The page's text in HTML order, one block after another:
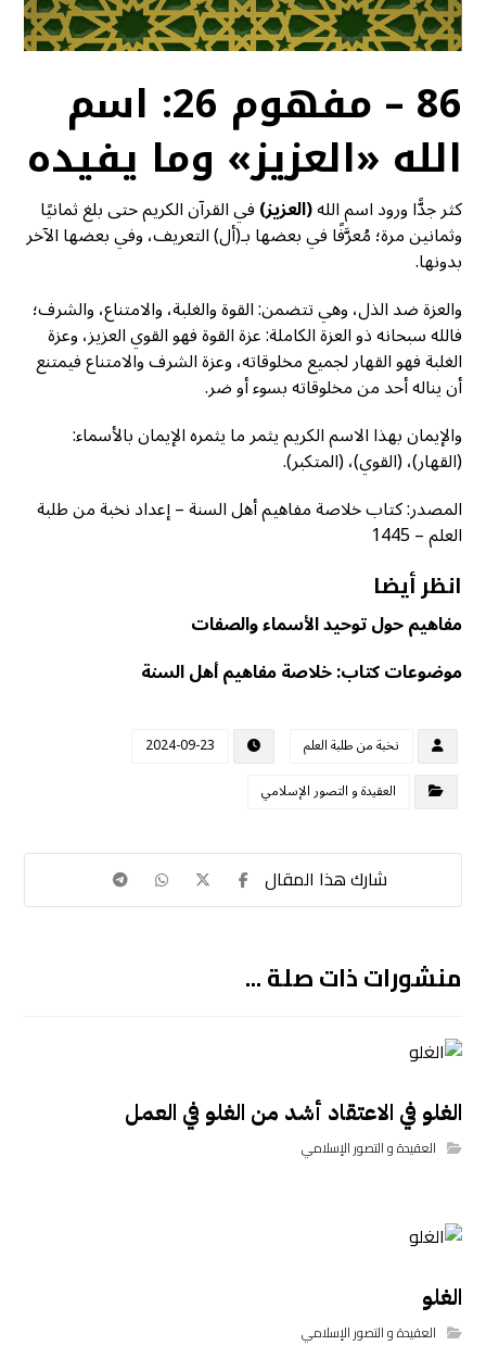
86 – مفهوم 26: اسم
الله «العزيز» وما يفيده
كثر جدًّا ورود اسم الله(العزيز)في القرآن الكريم حتى بلغ ثمانيًا
وثمانين مرة؛ مُعرَّفًا في بعضها بـ(أل) التعريف، وفي بعضها الآخر
بدونها.
والعزة ضد الذل، وهي تتضمن: القوة والغلبة، والامتناع، والشرف؛
فالله سبحانه ذو العزة الكاملة: عزة القوة فهو القوي العزيز، وعزة
الغلبة فهو القهار لجميع مخلوقاته، وعزة الشرف والامتناع فيمتنع
أن يناله أحد من مخلوقاته بسوء أو ضر.
والإيمان بهذا الاسم الكريم يثمر ما يثمره الإيمان بالأسماء:
(القهار)، (القوي)، (المتكبر).
المصدر: كتاب خلاصة مفاهيم أهل السنة – إعداد نخبة من طلبة
العلم – 1445
انظر أيضا
مفاهيم حول توحيد الأسماء والصفات
موضوعات كتاب: خلاصة مفاهيم أهل السنة
نخبة من طلبة العلم
2024-09-23
العقيدة و التصور الإسلامي
منشورات ذات صلة ...
الغلو في الاعتقاد أشد من الغلو في العمل
العقيدة و التصور الإسلامي
الغلو
العقيدة و التصور الإسلامي